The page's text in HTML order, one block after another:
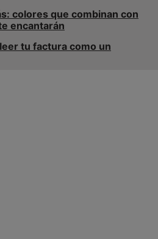
colores que combinan con
encantarán
tu factura como un